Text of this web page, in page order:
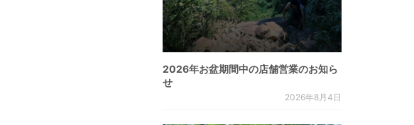
2026年お盆期間中の店舗営業のお知ら
せ
2026年8月4日